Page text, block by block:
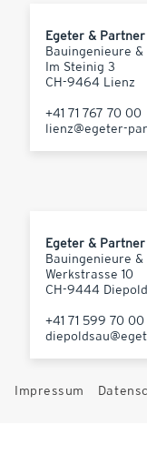
Egeter & Partner
Bauingenieure &
Im Steinig 3
CH-9464 Lienz
+41 71 767 70 00
lienz@egeter-
Egeter & Partner
Bauingenieure &
Werkstrasse 10
CH-9444
+41 71 599 70 00
Impressum